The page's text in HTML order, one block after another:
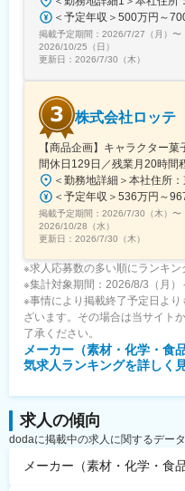
介護や子育てのための時
両立していくための仕
変更の範囲：会社の定め
掲載予定期間： 2026/7/27（月） 〜
2026/10/25（日）
更新日： 2026/7/30（木）
株式会社ロッテ
【商品企画】キャラクター
間休日129日／残業月20時間
掲載予定期間： 2026/7/30（木） 〜
2026/10/28（水）
更新日： 2026/7/30（木）
※求人応募数の多い順にランキン
※集計対象期間：2026/8/3（月）
※事情により掲載終了予定日よ
ざいます。その場合は当サイト
了承ください。
メーカー（素材・化学・食
気求人ランキングを詳しく
求人の傾向
dodaに掲載中の求人に関するデー
メーカー（素材・化学・食